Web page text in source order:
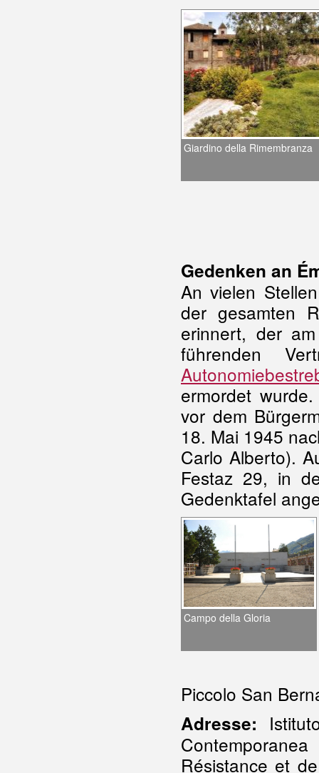
Giardino della Rimembranza
Gedenken an
An vielen
der gesamten
erinnert, der
führenden
ermordet
vor dem
18. Mai 1945
Carlo Alberto).
Festaz 29, in
Gedenktafel
Campo della Gloria
Piccolo San
Adresse:
Résistance et